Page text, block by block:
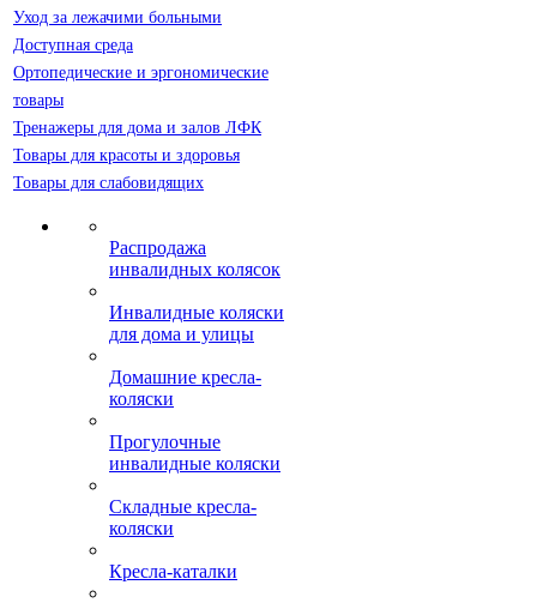
Уход за лежачими больными
Доступная среда
Ортопедические и эргономические
товары
Тренажеры для дома и залов ЛФК
Товары для красоты и здоровья
Товары для слабовидящих
Распродажа
инвалидных колясок
Инвалидные коляски
для дома и улицы
Домашние кресла-
коляски
Прогулочные
инвалидные коляски
Складные кресла-
коляски
Кресла-каталки